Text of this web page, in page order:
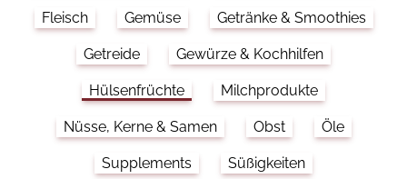
Fleisch Gemüse Getränke & Smoothies
Getreide Gewürze & Kochhilfen
Hülsenfrüchte Milchprodukte
Nüsse, Kerne & Samen Obst Öle
Supplements Süßigkeiten